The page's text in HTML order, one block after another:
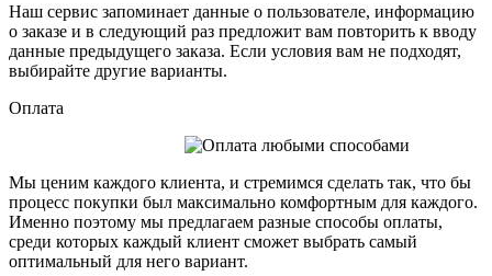
Наш сервис запоминает данные о пользователе, информацию
о заказе и в следующий раз предложит вам повторить к вводу
данные предыдущего заказа. Если условия вам не подходят,
выбирайте другие варианты.
Оплата
Мы ценим каждого клиента, и стремимся сделать так, что бы
процесс покупки был максимально комфортным для каждого.
Именно поэтому мы предлагаем разные способы оплаты,
среди которых каждый клиент сможет выбрать самый
оптимальный для него вариант.